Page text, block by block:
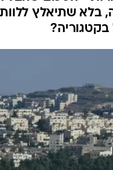
הזה
שהציבור הרחב
- הסכום
בלא שתיאלץ
בקטגוריה?